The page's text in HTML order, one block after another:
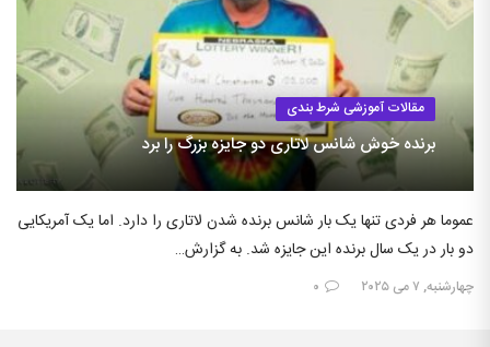
مقالات آموزشی شرط بندی
برنده خوش شانس لاتاری دو جایزه بزرگ را برد
عموما هر فردی تنها یک بار شانس برنده شدن لاتاری را دارد. اما یک آمریکایی
دو بار در یک سال برنده این جایزه شد. به گزارش…
چهارشنبه, ۷ می ۲۰۲۵ ۰